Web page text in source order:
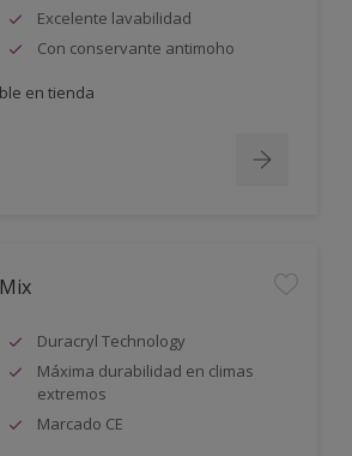
Excelente lavabilidad
Con conservante antimoho
en tienda
Duracryl Technology
Máxima durabilidad en climas
extremos
Marcado CE